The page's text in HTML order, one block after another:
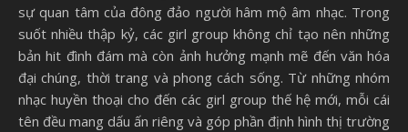
sự quan tâm của đông đảo người hâm mộ âm nhạc. Trong
suốt nhiều thập kỷ, các girl group không chỉ tạo nên những
bản hit đình đám mà còn ảnh hưởng mạnh mẽ đến văn hóa
đại chúng, thời trang và phong cách sống. Từ những nhóm
nhạc huyền thoại cho đến các girl group thế hệ mới, mỗi cái
tên đều mang dấu ấn riêng và góp phần định hình thị trường